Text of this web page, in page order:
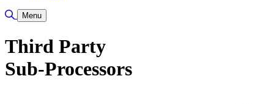
Attiva/disattiva ricerca
Menu
Third Party
Sub-Processors